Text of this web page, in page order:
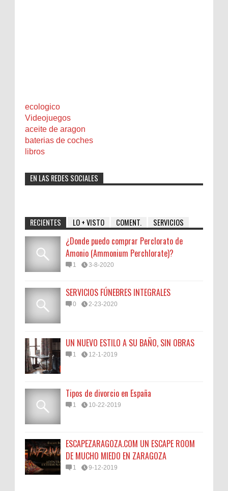
ecologico
Videojuegos
aceite de aragon
baterias de coches
libros
EN LAS REDES SOCIALES
RECIENTES LO + VISTO COMENT. SERVICIOS
¿Donde puedo comprar Perclorato de
Amonio (Ammonium Perchlorate)?
1 3-8-2020
SERVICIOS FÚNEBRES INTEGRALES
0 2-23-2020
UN NUEVO ESTILO A SU BAÑO, SIN OBRAS
1 12-1-2019
Tipos de divorcio en España
1 10-22-2019
ESCAPEZARAGOZA.COM UN ESCAPE ROOM
DE MUCHO MIEDO EN ZARAGOZA
1 9-12-2019